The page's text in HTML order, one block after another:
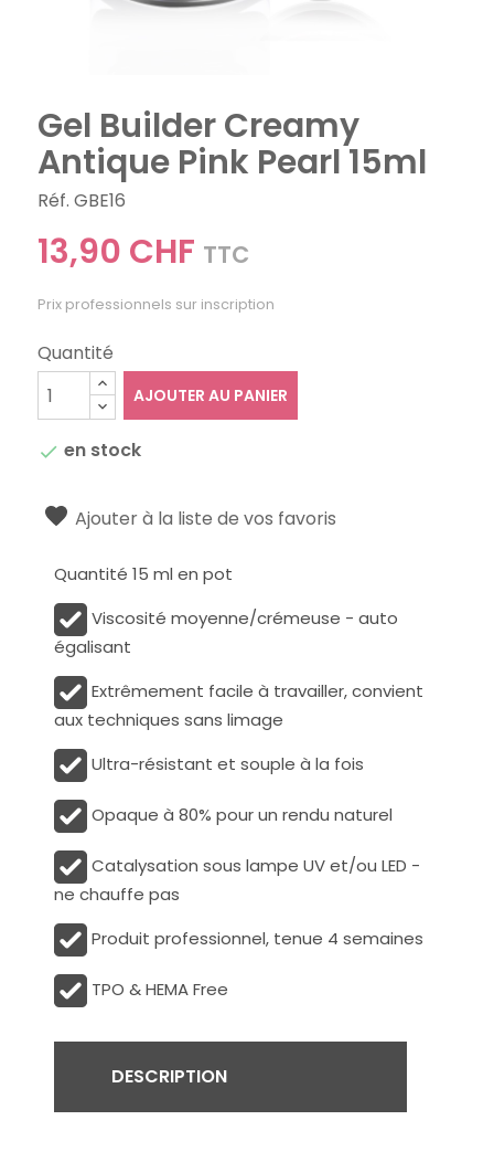
Gel Builder Creamy
Antique Pink Pearl 15ml
Réf. GBE16
13,90 CHF TTC
Prix professionnels sur inscription
Quantité
AJOUTER AU PANIER
 en stock
Ajouter à la liste de vos favoris
Quantité 15 ml en pot
Viscosité moyenne/crémeuse - auto
égalisant
Extrêmement facile à travailler, convient
aux techniques sans limage
Ultra-résistant et souple à la fois
Opaque à 80% pour un rendu naturel
Catalysation sous lampe UV et/ou LED -
ne chauffe pas
Produit professionnel, tenue 4 semaines
TPO & HEMA Free
DESCRIPTION